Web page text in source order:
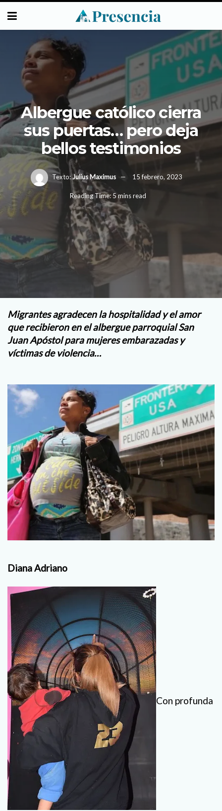
Albergue católico cierra
sus puertas… pero deja
bellos testimonios
Texto:Julius Maximus 15 febrero, 2023
Reading Time: 5 mins read
Migrantes agradecen la hospitalidad y el amor
que recibieron en el albergue parroquial San
Juan Apóstol para mujeres embarazadas y
víctimas de violencia…
Diana Adriano
Con profunda